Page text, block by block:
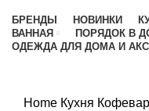
БРЕНДЫ НОВИНКИ
ВАННАЯ
ПОРЯДОК В
ОДЕЖДА ДЛЯ ДОМА И
Home Кухня